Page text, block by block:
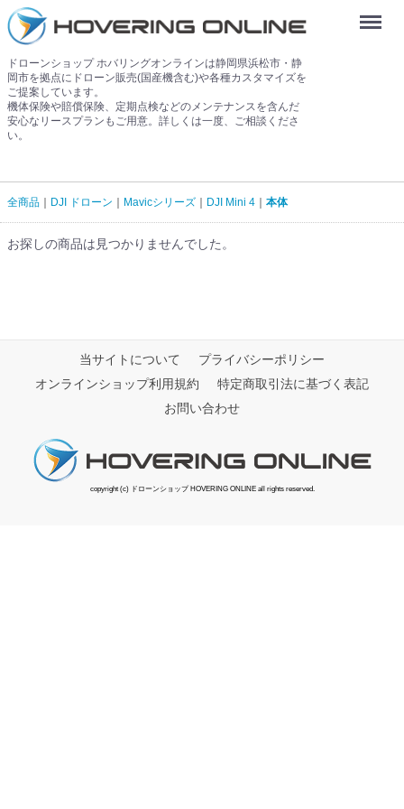
ドローンショップ ホバリングオンラインは静岡県浜松市・静
岡市を拠点にドローン販売(国産機含む)や各種カスタマイズを
ご提案しています。
機体保険や賠償保険、定期点検などのメンテナンスを含んだ
安心なリースプランもご用意。詳しくは一度、ご相談くださ
い。
Menu
全商品 DJI ドローン Mavicシリーズ DJI Mini 4 本体
お探しの商品は見つかりませんでした。
当サイトについて
プライバシーポリシー
オンラインショップ利用規約
特定商取引法に基づく表記
お問い合わせ
copyright (c) ドローンショップ HOVERING ONLINE all rights reserved.